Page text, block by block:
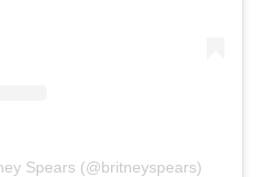
Spears (@britneyspears)